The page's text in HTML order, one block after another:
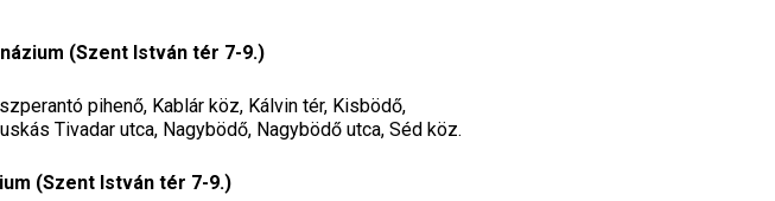
(Szent István tér 7-9.)
pihenő, Kablár köz, Kálvin tér, Kisbödő,
Tivadar utca, Nagybödő, Nagybödő utca, Séd köz.
(Szent István tér 7-9.)